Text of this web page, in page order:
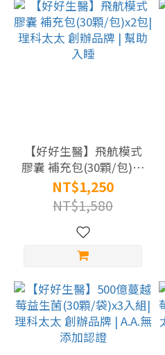
【好好生醫】飛航模式
膠囊 補充包(30顆/包)x2
包| 理科太太 創辦品牌 |
幫助入睡
NT$1,250
NT$1,580